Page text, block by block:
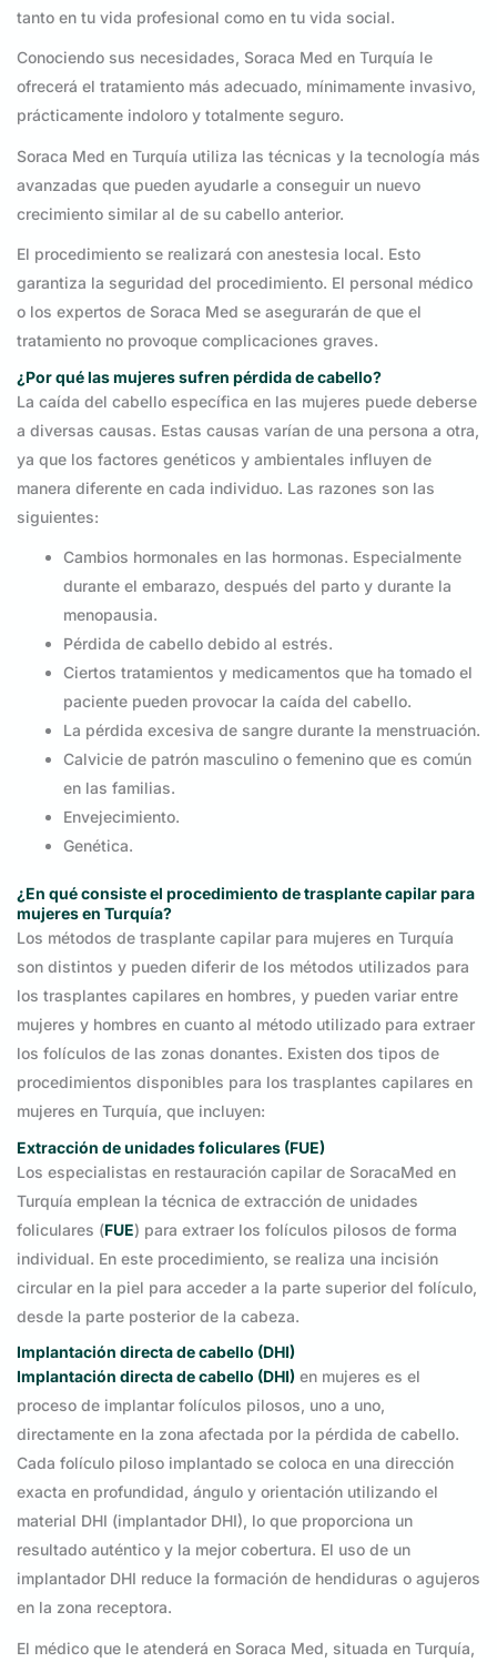
tanto en tu vida profesional como en tu vida social.
Conociendo sus necesidades, Soraca Med en Turquía le
ofrecerá el tratamiento más adecuado, mínimamente invasivo,
prácticamente indoloro y totalmente seguro.
Soraca Med en Turquía utiliza las técnicas y la tecnología más
avanzadas que pueden ayudarle a conseguir un nuevo
crecimiento similar al de su cabello anterior.
El procedimiento se realizará con anestesia local. Esto
garantiza la seguridad del procedimiento. El personal médico
o los expertos de Soraca Med se asegurarán de que el
tratamiento no provoque complicaciones graves.
¿Por qué las mujeres sufren pérdida de cabello?
La caída del cabello específica en las mujeres puede deberse
a diversas causas. Estas causas varían de una persona a otra,
ya que los factores genéticos y ambientales influyen de
manera diferente en cada individuo. Las razones son las
siguientes:
Cambios hormonales en las hormonas. Especialmente
durante el embarazo, después del parto y durante la
menopausia.
Pérdida de cabello debido al estrés.
Ciertos tratamientos y medicamentos que ha tomado el
paciente pueden provocar la caída del cabello.
La pérdida excesiva de sangre durante la menstruación.
Calvicie de patrón masculino o femenino que es común
en las familias.
Envejecimiento.
Genética.
¿En qué consiste el procedimiento de trasplante capilar para
mujeres en Turquía?
Los métodos de trasplante capilar para mujeres en Turquía
son distintos y pueden diferir de los métodos utilizados para
los trasplantes capilares en hombres, y pueden variar entre
mujeres y hombres en cuanto al método utilizado para extraer
los folículos de las zonas donantes. Existen dos tipos de
procedimientos disponibles para los trasplantes capilares en
mujeres en Turquía, que incluyen:
Extracción de unidades foliculares (FUE)
Los especialistas en restauración capilar de SoracaMed en
Turquía emplean la técnica de extracción de unidades
foliculares (FUE) para extraer los folículos pilosos de forma
individual. En este procedimiento, se realiza una incisión
circular en la piel para acceder a la parte superior del folículo,
desde la parte posterior de la cabeza.
Implantación directa de cabello (DHI)
Implantación directa de cabello (DHI) en mujeres es el
proceso de implantar folículos pilosos, uno a uno,
directamente en la zona afectada por la pérdida de cabello.
Cada folículo piloso implantado se coloca en una dirección
exacta en profundidad, ángulo y orientación utilizando el
material DHI (implantador DHI), lo que proporciona un
resultado auténtico y la mejor cobertura. El uso de un
implantador DHI reduce la formación de hendiduras o agujeros
en la zona receptora.
El médico que le atenderá en Soraca Med, situada en Turquía,